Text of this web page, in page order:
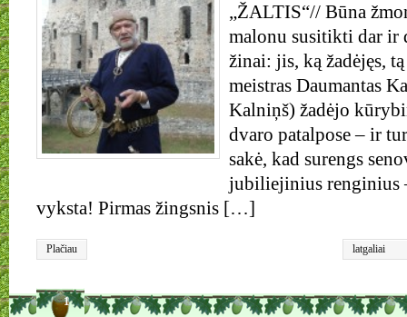
„ŽALTIS“// Būna
malonu susitikti dar ir
žinai: jis, ką žadėjęs,
meistras Daumantas
Kalniņš) žadėjo
dvaro patalpose – ir
sakė, kad surengs
jubiliejinius renginius
vyksta! Pirmas žingsnis […]
Plačiau latgaliai
1